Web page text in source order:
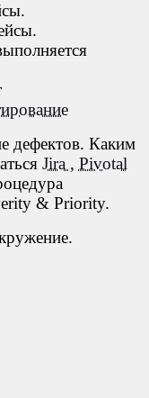
дефектов. Каким
Jira , Pivotal
& Priority.